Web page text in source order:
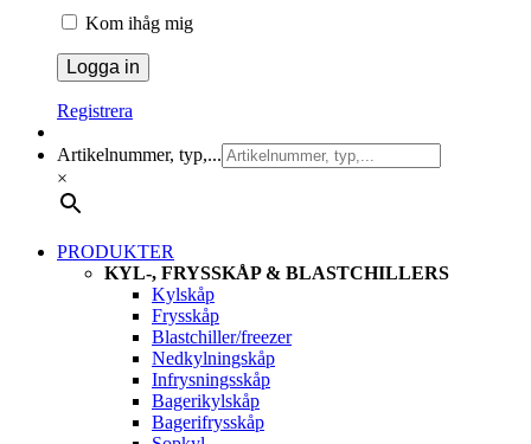
Kom ihåg mig
Registrera
Artikelnummer, typ,...
×
PRODUKTER
KYL-, FRYSSKÅP & BLASTCHILLERS
Kylskåp
Frysskåp
Blastchiller/freezer
Nedkylningskåp
Infrysningsskåp
Bagerikylskåp
Bagerifrysskåp